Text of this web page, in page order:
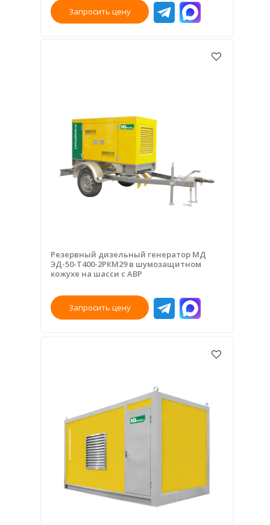
Запросить цену
Резервный дизельный генератор МД
ЭД-50-Т400-2РКМ29 в шумозащитном
кожухе на шасси с АВР
Запросить цену